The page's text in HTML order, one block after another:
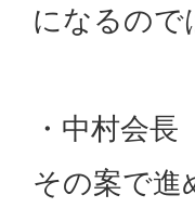
になるので
・中村会長
その案で進